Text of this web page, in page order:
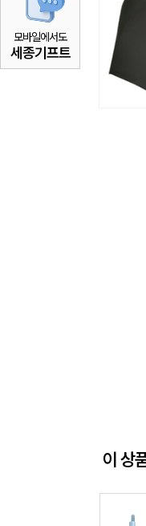
모바일에서도
세종기프트
이 상